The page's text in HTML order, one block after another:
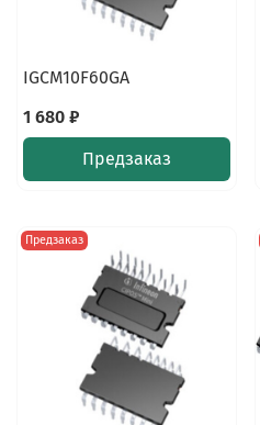
IGCM10F60GA
1 680 ₽
Предзаказ
Предзаказ